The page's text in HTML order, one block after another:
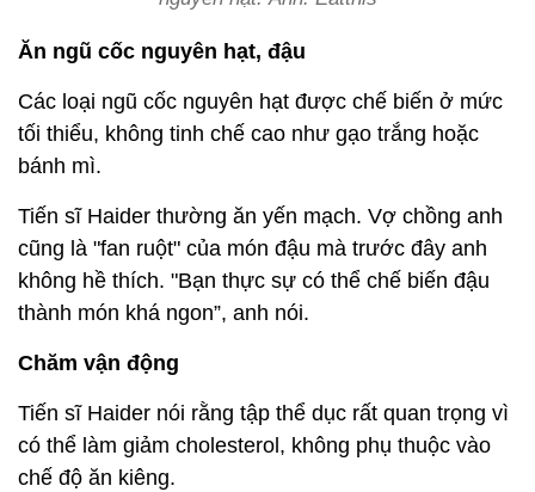
Ăn ngũ cốc nguyên hạt, đậu
Các loại ngũ cốc nguyên hạt được chế biến ở mức
tối thiểu, không tinh chế cao như gạo trắng hoặc
bánh mì.
Tiến sĩ Haider thường ăn yến mạch. Vợ chồng anh
cũng là "fan ruột" của món đậu mà trước đây anh
không hề thích. "Bạn thực sự có thể chế biến đậu
thành món khá ngon”, anh nói.
Chăm vận động
Tiến sĩ Haider nói rằng tập thể dục rất quan trọng vì
có thể làm giảm cholesterol, không phụ thuộc vào
chế độ ăn kiêng.